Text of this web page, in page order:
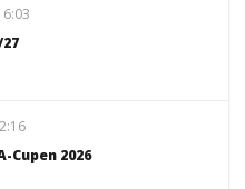
Cupen 2026